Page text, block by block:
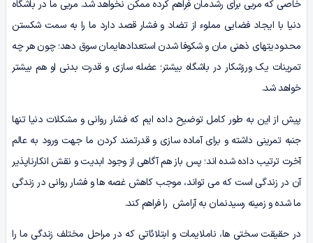
خاصی که مربی برای رشدمان فراهم کرده ممکن نخواهد شد. مربی ما در باشگاه
دنیا با ایجاد فضایی مملوء از تضاد و فشار قصد دارد ما را به سمت شکستن
محدودیتهای ذهنی مان و شکوفا شدن استعدادهایمان سوق دهد؛ چون هر چه
تمرینات یک ورزشکار در باشگاه بیشتر؛ عضله سازی و قدرت بدنی او هم بیشتر
خواهد شد.
پیش از این به طور کامل توضیح داده ایم که فشار روانی و مشکلات دنیا تنها
جنبه تمرینی داشته و برای آماده سازی و قدرتمند کردن ما جهت ورود به عالم
آخرت ترتیب داده شده اند؛ پس باز هم آگاهی از وجود ابدیت و نقش انکارناپذیر
آن در زندگی است که می تواند، موجب کاهش غصه ها و فشار روانی در زندگی
ما شده و زمینه رسیدنمان به آرامش را فراهم کند.
در حقیقت سختی ها، ناملایمات و ابتلائاتی که در مراحل مختلف زندگی ما را